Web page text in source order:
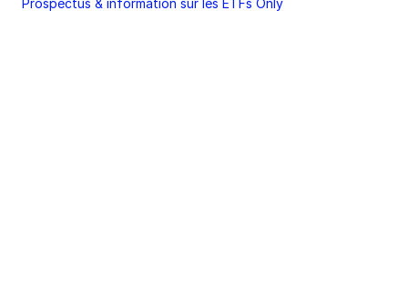
Prospectus & information sur les ETFs Only